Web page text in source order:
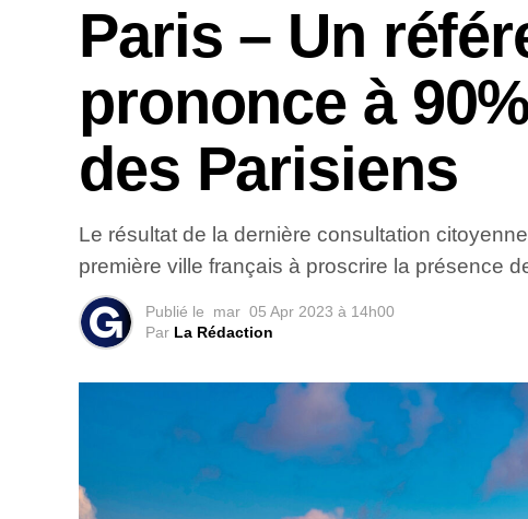
Paris – Un
prononce à
des Parisiens
Le résultat de la dernière consultation
première ville français à proscrire la présence
Publié le mar 05 Apr 2023 à 14h00
Par La Rédaction